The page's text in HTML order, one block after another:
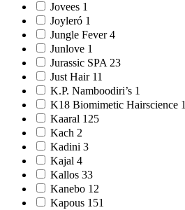
Jovees 1
Joyleró 1
Jungle Fever 4
Junlove 1
Jurassic SPA 23
Just Hair 11
K.P. Namboodiri’s 1
K18 Biomimetic Hairscience 1
Kaaral 125
Kach 2
Kadini 3
Kajal 4
Kallos 33
Kanebo 12
Kapous 151